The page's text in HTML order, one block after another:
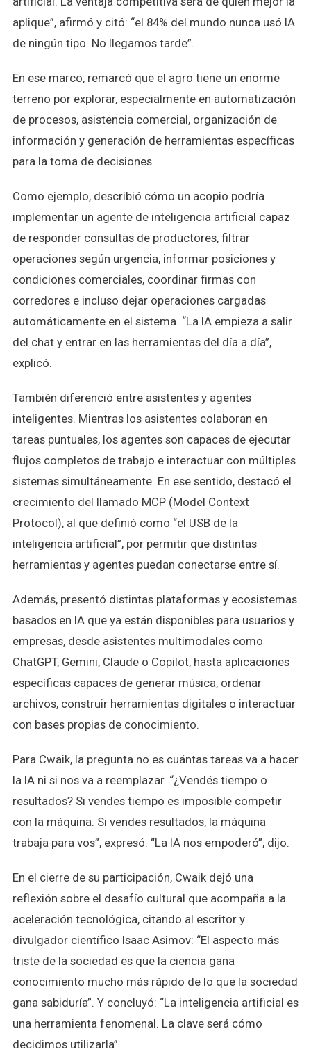
aplique”, afirmó y citó: “el 84% del mundo nunca usó IA
de ningún tipo. No llegamos tarde”.
En ese marco, remarcó que el agro tiene un enorme
terreno por explorar, especialmente en automatización
de procesos, asistencia comercial, organización de
información y generación de herramientas específicas
para la toma de decisiones.
Como ejemplo, describió cómo un acopio podría
implementar un agente de inteligencia artificial capaz
de responder consultas de productores, filtrar
operaciones según urgencia, informar posiciones y
condiciones comerciales, coordinar firmas con
corredores e incluso dejar operaciones cargadas
automáticamente en el sistema. “La IA empieza a salir
del chat y entrar en las herramientas del día a día”,
explicó.
También diferenció entre asistentes y agentes
inteligentes. Mientras los asistentes colaboran en
tareas puntuales, los agentes son capaces de ejecutar
flujos completos de trabajo e interactuar con múltiples
sistemas simultáneamente. En ese sentido, destacó el
crecimiento del llamado MCP (Model Context
Protocol), al que definió como “el USB de la
inteligencia artificial”, por permitir que distintas
herramientas y agentes puedan conectarse entre sí.
Además, presentó distintas plataformas y ecosistemas
basados en IA que ya están disponibles para usuarios y
empresas, desde asistentes multimodales como
ChatGPT, Gemini, Claude o Copilot, hasta aplicaciones
específicas capaces de generar música, ordenar
archivos, construir herramientas digitales o interactuar
con bases propias de conocimiento.
Para Cwaik, la pregunta no es cuántas tareas va a hacer
la IA ni si nos va a reemplazar. “¿Vendés tiempo o
resultados? Si vendes tiempo es imposible competir
con la máquina. Si vendes resultados, la máquina
trabaja para vos”, expresó. “La IA nos empoderó”, dijo.
En el cierre de su participación, Cwaik dejó una
reflexión sobre el desafío cultural que acompaña a la
aceleración tecnológica, citando al escritor y
divulgador científico Isaac Asimov: “El aspecto más
triste de la sociedad es que la ciencia gana
conocimiento mucho más rápido de lo que la sociedad
gana sabiduría”. Y concluyó: “La inteligencia artificial es
una herramienta fenomenal. La clave será cómo
decidimos utilizarla”.